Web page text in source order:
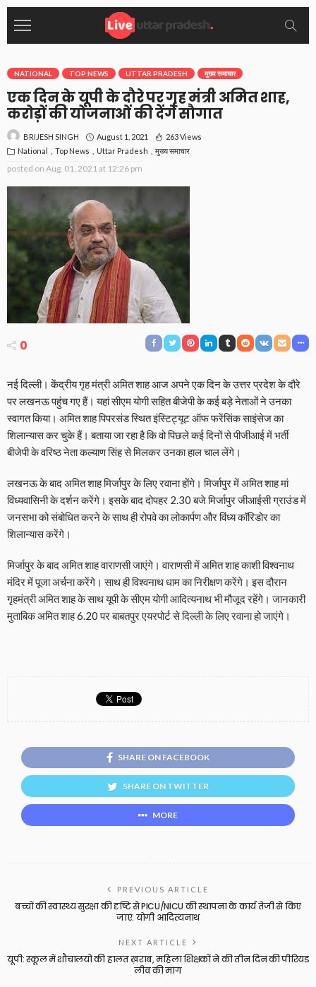
NATIONAL TOP NEWS UTTAR PRADESH मुख्य समाचार
एक दिन के यूपी के दौरे पर गृह मंत्री अमित शाह,
करोड़ों की योजनाओं की देंगे सौगात
BRIJESH SINGH August 1, 2021
263 Views
National
Top News Uttar Pradesh मुख्य समाचार
posted on Aug. 01, 2021 at 12:26 pm
0
नई दिल्ली। केंद्रीय गृह मंत्री अमित शाह आज अपने एक दिन के उत्तर प्रदेश के दौरे
पर लखनऊ पहुंच गए हैं। यहां सीएम योगी सहित बीजेपी के कई बड़े नेताओं ने उनका
स्वागत किया। अमित शाह पिपरसंड स्थित इंस्टिट्यूट ऑफ फरेंसिंक साइंसेज का
शिलान्यास कर चुके हैं। बताया जा रहा है कि वो पिछले कई दिनों से पीजीआई में भर्ती
बीजेपी के वरिष्ठ नेता कल्याण सिंह से मिलकर उनका हाल चाल लेंगे।
लखनऊ के बाद अमित शाह मिर्जापुर के लिए रवाना होंगे। मिर्जापुर में अमित शाह मां
विंध्यवासिनी के दर्शन करेंगे। इसके बाद दोपहर 2.30 बजे मिर्जापुर जीआईसी ग्राउंड में
जनसभा को संबोधित करने के साथ ही रोपवे का लोकार्पण और विंध्य कॉरिडोर का
शिलान्यास करेंगे।
मिर्जापुर के बाद अमित शाह वाराणसी जाएंगे। वाराणसी में अमित शाह काशी विश्वनाथ
मंदिर में पूजा अर्चना करेंगे। साथ ही विश्वनाथ धाम का निरीक्षण करेंगे। इस दौरान
गृहमंत्री अमित शाह के साथ यूपी के सीएम योगी आदित्यनाथ भी मौजूद रहेंगे। जानकारी
मुताबिक अमित शाह 6.20 पर बाबतपुर एयरपोर्ट से दिल्ली के लिए रवाना हो जाएंगे।
SHARE ON FACEBOOK
SHARE ON TWITTER
MORE
PREVIOUS ARTICLE
बच्चों की स्वास्थ्य सुरक्षा की दृष्टि से PICU/NICU की स्थापना के कार्य तेजी से किए
जाएं: योगी आदित्यनाथ
NEXT ARTICLE
यूपी: स्कूल में शौचालयों की हालत ख़राब, महिला शिक्षकों ने की तीन दिन की पीरियड
लीव की मांग